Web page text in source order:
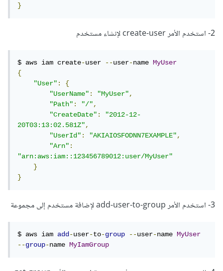
}
2- استخدم الأمر create-user لإنشاء مستخدم
$ aws iam create-user --user-name MyUser
{
"User":
{
"UserName": "MyUser",
"Path": "/",
"CreateDate":
"2012-12-
20T03:13:02.581Z",
"UserId": "AKIAIOSFODNN7EXAMPLE",
"Arn":
"arn:aws:iam::123456789012:user/MyUser"
}
}
3- استخدم الأمر add-user-to-group لإضافة مستخدم إلى مجموعة
$ aws iam add-user-to-group --user-name MyUser
--group-name MyIamGroup